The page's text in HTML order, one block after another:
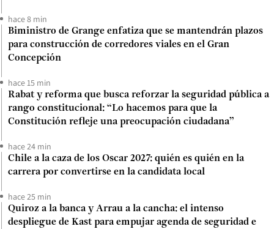
hace 8 min
Biministro de Grange enfatiza que se mantendrán plazos
para construcción de corredores viales en el Gran
Concepción
hace 15 min
Rabat y reforma que busca reforzar la seguridad pública a
rango constitucional: “Lo hacemos para que la
Constitución refleje una preocupación ciudadana”
hace 24 min
Chile a la caza de los Oscar 2027: quién es quién en la
carrera por convertirse en la candidata local
hace 25 min
Quiroz a la banca y Arrau a la cancha: el intenso
despliegue de Kast para empujar agenda de seguridad e